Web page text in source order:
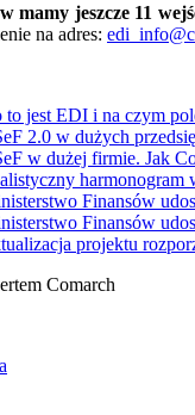
mamy jeszcze 11
na adres:
to jest EDI i na czym
2.0 w dużych
w dużej firmie. Jak
Finansów
Finansów
projektu
Comarch